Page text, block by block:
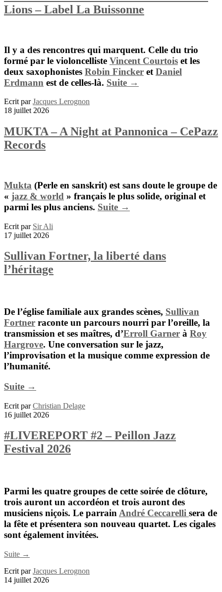
Lions – Label La Buissonne
Il y a des rencontres qui marquent. Celle du trio
formé par le violoncelliste Vincent Courtois et les
deux saxophonistes Robin Fincker et Daniel
Erdmann est de celles-là. Suite →
Ecrit parJacques Lerognon
18 juillet 2026
MUKTA – A Night at Pannonica – CePazz
Records
Mukta (Perle en sanskrit) est sans doute le groupe de
« jazz & world » français le plus solide, original et
parmi les plus anciens. Suite →
Ecrit par Sir Ali
17 juillet 2026
Sullivan Fortner, la liberté dans
l’héritage
De l’église familiale aux grandes scènes, Sullivan
Fortner raconte un parcours nourri par l’oreille, la
transmission et ses maîtres, d’Erroll Garner à Roy
Hargrove. Une conversation sur le jazz,
l’improvisation et la musique comme expression de
l’humanité.
Suite →
Ecrit parChristian Delage
16 juillet 2026
#LIVEREPORT #2 – Peillon Jazz
Festival 2026
Parmi les quatre groupes de cette soirée de clôture,
trois auront un accordéon et trois auront des
musiciens niçois. Le parrain André Ceccarelli sera de
la fête et présentera son nouveau quartet. Les cigales
sont également invitées.
Suite →
Ecrit parJacques Lerognon
14 juillet 2026